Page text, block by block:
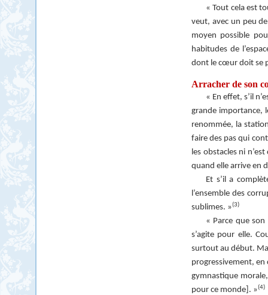
« Tout cela est
veut, avec un peu
moyen possible
habitudes de
dont le cœur doit se
Arracher de son
« En effet, s’il
grande importance,
renommée, la
faire des pas qui
les obstacles ni
quand elle arrive en
Et s’il a
l’ensemble des
sublimes. »(3)
« Parce que
s’agite pour elle.
surtout au début.
progressivement, en
gymnastique
pour ce monde]. »(4)